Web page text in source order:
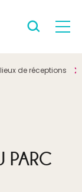
de réceptions
PARC